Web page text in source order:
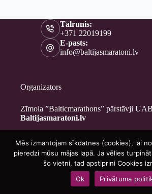
Tālrunis:
+371 22019199
E-pasts:
info@baltijasmaratoni.lv
Organizators
Zīmola ”Balticmarathons” pārstāvji
Baltijasmaratoni.lv
Kontakti
Par mums
Brīvprātīgajiem
Privātuma politika
Copyright © 2026 -
Mēs izmantojam sīkdatnes (cookies), lai
pieredzi mūsu mājas lapā. Ja vēlies
šo vietni, tad apstiprini Cookies
Ok
Privātuma